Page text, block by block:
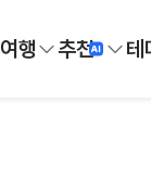
여행 추천 테